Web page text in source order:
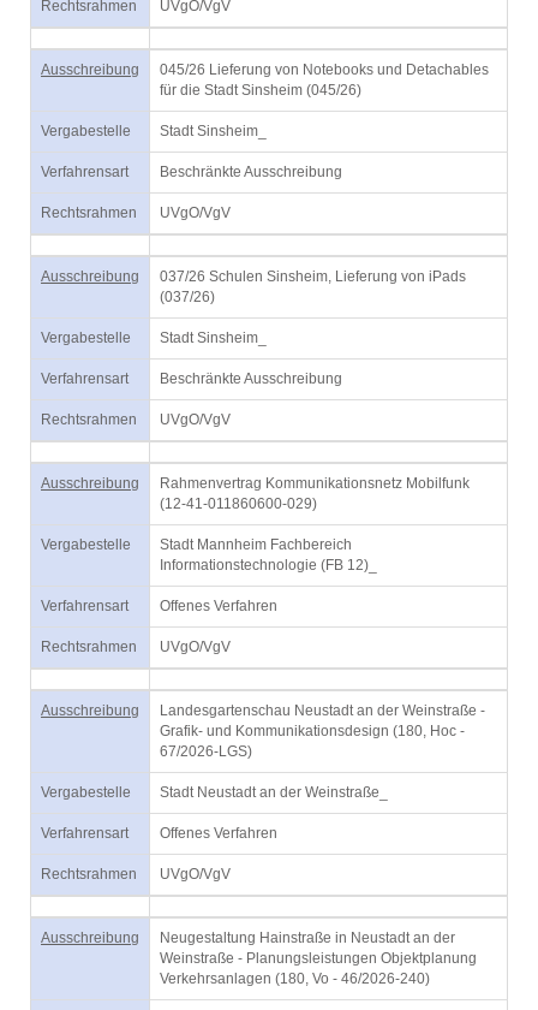
Rechtsrahmen UVgO/VgV
Ausschreibung
045/26 Lieferung von Notebooks und Detachables
für die Stadt Sinsheim (045/26)
Vergabestelle Stadt Sinsheim_
Verfahrensart Beschränkte Ausschreibung
Rechtsrahmen UVgO/VgV
Ausschreibung
037/26 Schulen Sinsheim, Lieferung von iPads
(037/26)
Vergabestelle Stadt Sinsheim_
Verfahrensart Beschränkte Ausschreibung
Rechtsrahmen UVgO/VgV
Ausschreibung
Rahmenvertrag Kommunikationsnetz Mobilfunk
(12-41-011860600-029)
Vergabestelle
Stadt Mannheim Fachbereich
Informationstechnologie (FB 12)_
Verfahrensart Offenes Verfahren
Rechtsrahmen UVgO/VgV
Ausschreibung
Landesgartenschau Neustadt an der Weinstraße -
Grafik- und Kommunikationsdesign (180, Hoc -
67/2026-LGS)
Vergabestelle Stadt Neustadt an der Weinstraße_
Verfahrensart Offenes Verfahren
Rechtsrahmen UVgO/VgV
Ausschreibung
Neugestaltung Hainstraße in Neustadt an der
Weinstraße - Planungsleistungen Objektplanung
Verkehrsanlagen (180, Vo - 46/2026-240)